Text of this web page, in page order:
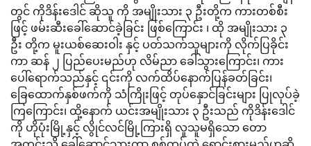
တွင် ကိုဒိန်းဒေါင် ဆိုသူ ကို အမျိုးသား ၃ ဦးတို့က ကားတစ်စီး
ဖြင့် ဖမ်းဆီးခေါ်ဆောင်ခဲ့ခြင်း ဖြစ်ကြောင်း ၊ ထို အမျိုးသား ၃
ဦး တို့က မူးယစ်ဆေးဝါး နှင့် ပတ်သက်သူများကို လိုက်ပြခိုင်း
ကာ ဆန် ၂ ပြည်ပေးမည်ဟု လိမ်ညာ ခေါ်သွားကြောင်း၊ ကား
ပေါ်ရောက်သည်နှင့် ၎င်းကို လက်ထိပ်နောက်ပြန်ခတ်ခြင်း၊
ခြေထောက်နှစ်ဖက်ကို သံကြိုးဖြင့် တုပ်နှောင်ခြင်းများ ပြုလုပ်ခဲ့
ကြကြောင်း၊ ထို့နောက် ယင်းအမျိုးသား ၃ ဦးသည် ကိုဒိန်းဒေါင်
ကို ဟိုပုံးမြို့နှင့် လွိုင်လင်မြို့ကြားရှိ လူသူမရှိသော တော